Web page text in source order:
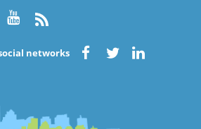
networks